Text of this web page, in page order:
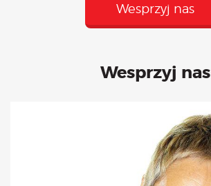
Wesprzyj nas
Wesprzyj nas